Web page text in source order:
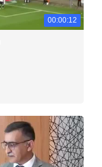
00:00:12